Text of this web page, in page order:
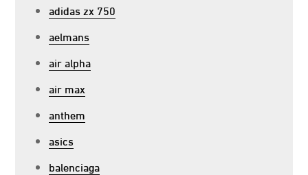
adidas zx 750
aelmans
air alpha
air max
anthem
asics
balenciaga